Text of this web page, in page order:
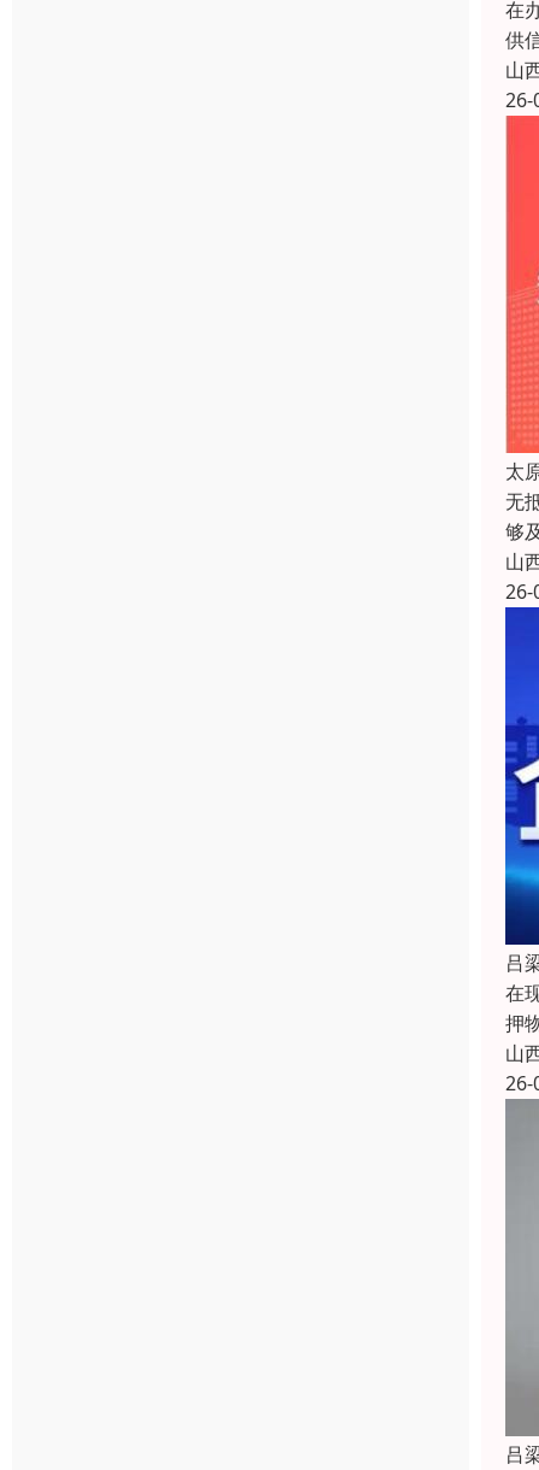
在
供
山
26-
太
无
够
山
26-
吕
在
押
山
26-
吕